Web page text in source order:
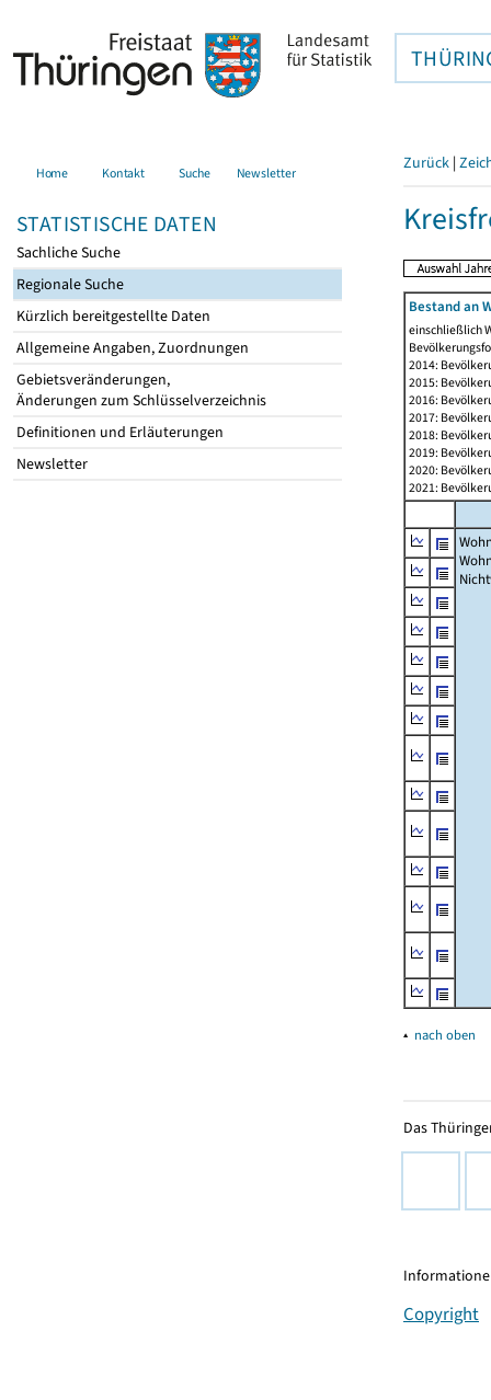
Home Kontakt Suche Newsletter
STATISTISCHE DATEN
Sachliche Suche
Regionale Suche
Kürzlich bereitgestellte Daten
Allgemeine Angaben, Zuordnungen
Gebietsveränderungen,
Änderungen zum Schlüsselverzeichnis
Definitionen und Erläuterungen
Newsletter
Zurück |
Bestand an
einschließlich
2014:
2015:
2016:
2017:
2018:
2019:
2020:
2021:
▴ nach oben
Das
Copyright